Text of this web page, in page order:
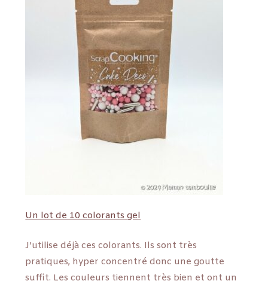
Un lot de 10 colorants gel
J’utilise déjà ces colorants. Ils sont très
pratiques, hyper concentré donc une goutte
suffit. Les couleurs tiennent très bien et ont un